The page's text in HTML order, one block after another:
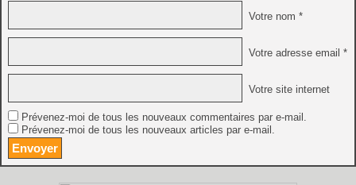
Votre nom *
Votre adresse email *
Votre site internet
Prévenez-moi de tous les nouveaux commentaires par e-mail.
Prévenez-moi de tous les nouveaux articles par e-mail.